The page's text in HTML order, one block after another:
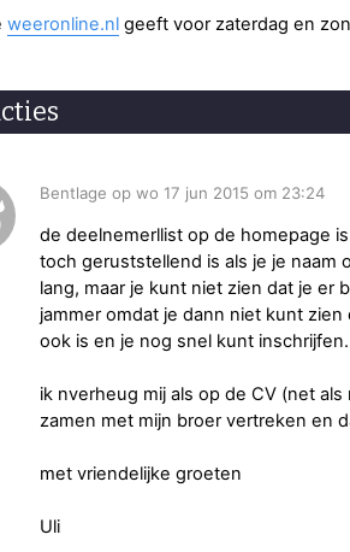
weeronline.nl geeft voor zaterdag en
Bentlage op wo 17 jun 2015 om 23:24
de deelnemerllist op de homepage
toch geruststellend is als je je naam
lang, maar je kunt niet zien dat je er
jammer omdat je dann niet kunt
ook is en je nog snel kunt inschrijfen.
ik nverheug mij als op de CV (net
zamen met mijn broer vertreken en
met vriendelijke groeten
Uli